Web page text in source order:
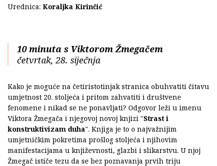
Urednica: Koraljka Kirinčić
10 minuta s Viktorom Žmegačem
četvrtak, 28. siječnja
Kako je moguće na četiristotinjak stranica obuhvatiti čitavu
umjetnost 20. stoljeća i pritom zahvatiti i društvene
fenomene i nikad se ne ponavljati? Odgovor leži u imenu
Viktora Žmegača i njegovoj novoj knjizi "Strast i
konstruktivizam duha". Knjiga je to o najvažnijim
umjetničkim pokretima prošlog stoljeća i njihovim
manifestacijama u književnosti, glazbi i slikarstvu. U njoj
Žmegač ističe tezu da se bez poznavanja prvih triju